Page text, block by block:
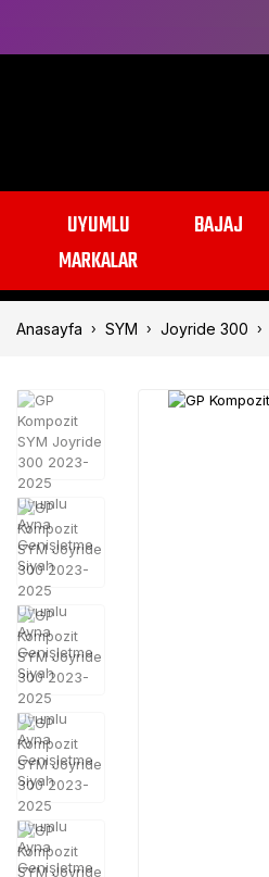
UYUMLU
MARKALAR
BAJAJ
Anasayfa SYM Joyride 300